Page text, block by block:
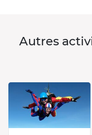
Autres